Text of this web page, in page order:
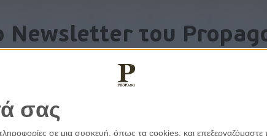
σας
σε μια συσκευή, όπως τα cookies, και
Newsletter του
Λάβετε την ανάλυση της ημέρας στο email σας